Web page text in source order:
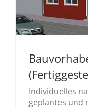
Individuelles
geplantes und